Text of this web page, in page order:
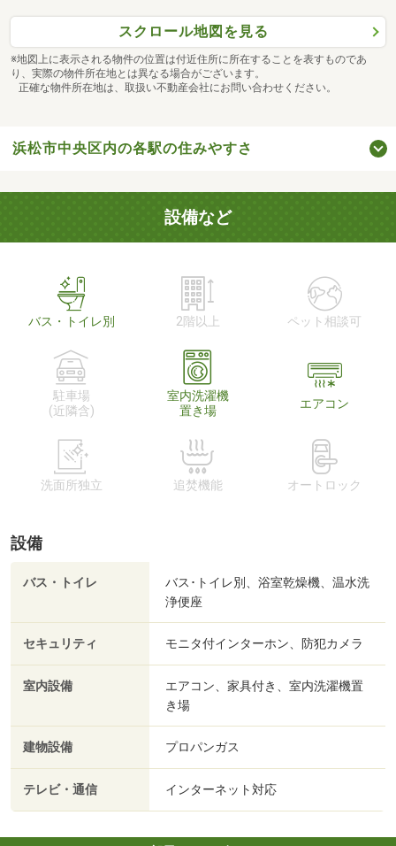
スクロール地図を見る
※地図上に表示される物件の位置は付近住所に所在することを表すものであ
り、実際の物件所在地とは異なる場合がございます。
正確な物件所在地は、取扱い不動産会社にお問い合わせください。
浜松市中央区内の各駅の住みやすさ
設備など
バス・トイレ別 2階以上 ペット相談可
駐車場
(近隣含)
室内洗濯機
置き場
エアコン
洗面所独立 追焚機能 オートロック
設備
バス・トイレ
バス･トイレ別、浴室乾燥機、温水洗
浄便座
セキュリティ モニタ付インターホン、防犯カメラ
室内設備
エアコン、家具付き、室内洗濯機置
き場
建物設備 プロパンガス
テレビ・通信 インターネット対応